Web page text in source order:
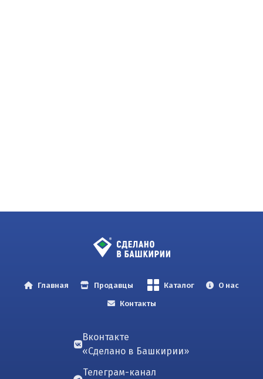
Главная Продавцы Каталог О нас
Контакты
Вконтакте
«Сделано в Башкирии»
Телеграм-канал